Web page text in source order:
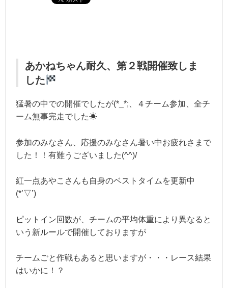
あかねちゃん耐久、第２戦開催致しま
した
猛暑の中での開催でしたが(*_*;、４チーム参加、全チ
ーム無事完走でした☀
参加のみなさん、応援のみなさん暑い中お疲れさまで
した！！有難うございました(^^)/
紅一点あやこさんも自身のベストタイムを更新中
(*’▽’)
ピットイン回数が、チームの平均体重により異なると
いう新ルールで開催しておりますが
チームごと作戦もあると思いますが・・・レース結果
はいかに！？